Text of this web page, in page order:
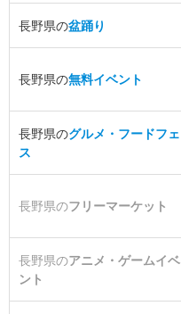
長野県の盆踊り
長野県の無料イベント
長野県のグルメ・フードフェ
ス
長野県のフリーマーケット
長野県のアニメ・ゲームイベ
ント